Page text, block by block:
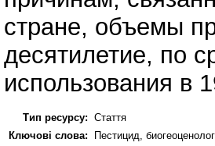
стране, объемы
десятилетие, по
использования в
Тип ресурсу: Стаття
Ключові слова:
Пестицид,